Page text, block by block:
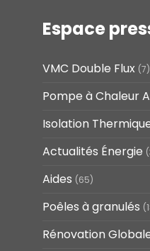
Espace
VMC Double Flux (7)
Pompe à Chaleur
Isolation
Actualités Énergie
Aides (65)
Poêles à granulés
Rénovation